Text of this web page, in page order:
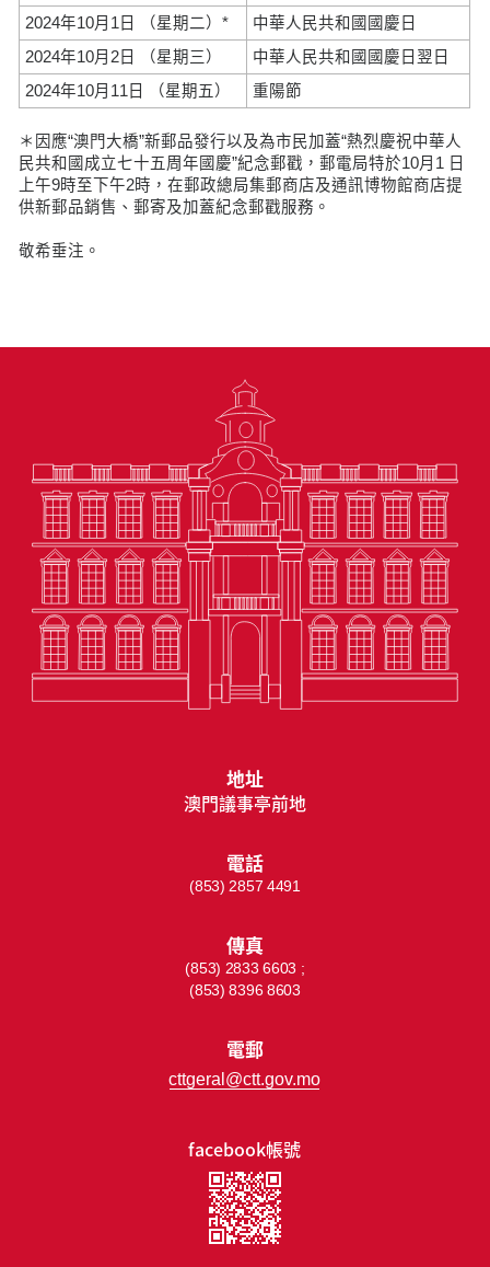
2024年10月1日 （星期二）*
中華人民共和國國慶日
2024年10月2日 （星期三）
中華人民共和國國慶日翌日
2024年10月11日 （星期五）
重陽節
＊因應“澳門大橋”新郵品發行以及為市民加蓋“熱烈慶祝中華人
民共和國成立七十五周年國慶”紀念郵戳，郵電局特於10月1 日
上午9時至下午2時，在郵政總局集郵商店及通訊博物館商店提
供新郵品銷售、郵寄及加蓋紀念郵戳服務。
敬希垂注。
facebook帳號
地址
澳門議事亭前地
電話
(853) 2857 4491
傳真
(853) 2833 6603 ;
(853) 8396 8603
電郵
cttgeral@ctt.gov.mo